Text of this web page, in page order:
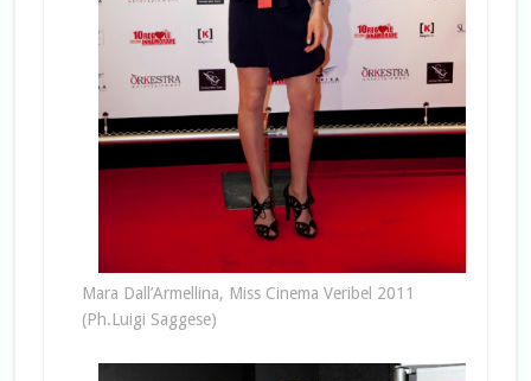
Mara Dall’Armellina, Miss Cinema Veribel 2011
(Ph.Luigi Saggese)